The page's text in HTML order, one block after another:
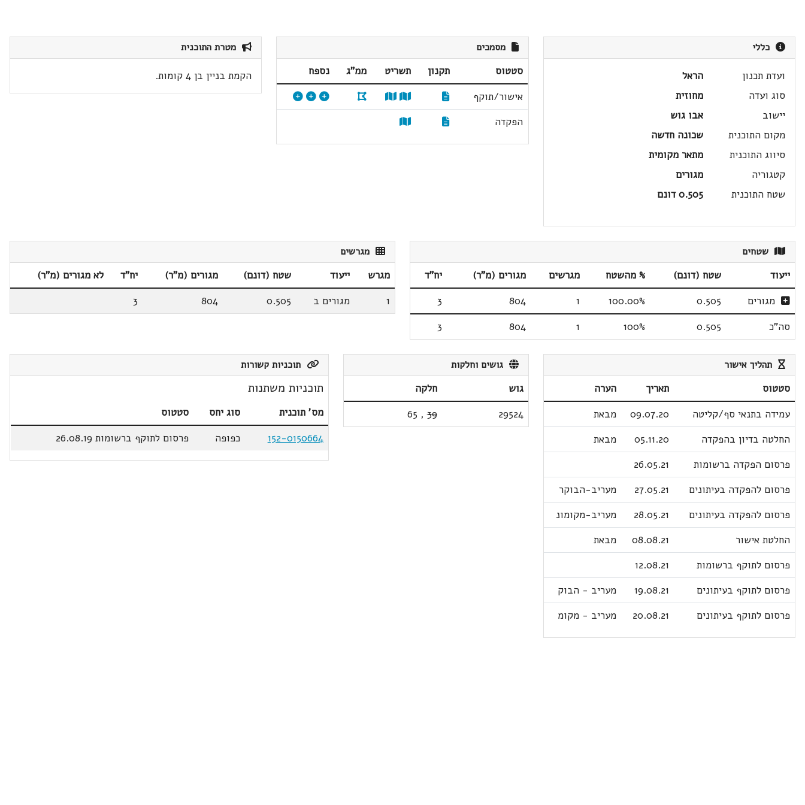
כללי
ועדת תכנון
הראל
סוג ועדה
מחוזית
יישוב
אבו גוש
מקום התוכנית
שכונה חדשה
סיווג התוכנית
מתאר מקומית
קטגוריה
מגורים
שטח התוכנית
0.505 דונם
מסמכים
סטטוס תקנון תשריט ממ"ג
נספח
אישור/תוקף
הפקדה
מטרת התוכנית
הקמת בניין בן 4 קומות.
שטחים
ייעוד שטח (דונם) % מהשטח מגרשים מגורים (מ"ר)
יח"ד
מגורים
0.505
100.00%
1
804
3
סה"כ
0.505
100%
1
804
3
מגרשים
מגרש ייעוד שטח (דונם) מגורים (מ"ר) יח"ד
לא מגורים (מ"ר)
1
מגורים ב 0.505
804
3
תהליך אישור
סטטוס תאריך
הערה
עמידה בתנאי סף/קליטה
09.07.20
מבאת
החלטה בדיון בהפקדה
05.11.20
מבאת
פרסום הפקדה ברשומות
26.05.21
פרסום להפקדה בעיתונים
27.05.21
מעריב-הבוקר
פרסום להפקדה בעיתונים
28.05.21
מעריב-מקומונ
החלטת אישור
08.08.21
מבאת
פרסום לתוקף ברשומות
12.08.21
פרסום לתוקף בעיתונים
19.08.21
מעריב - הבוק
פרסום לתוקף בעיתונים
20.08.21 מעריב - מקומ
גושים וחלקות
גוש
חלקה
29524
39
,
65
תוכניות קשורות
תוכניות משתנות
מס' תוכנית סוג יחס
סטטוס
152-0150664
כפופה פרסום לתוקף ברשומות 26.08.19